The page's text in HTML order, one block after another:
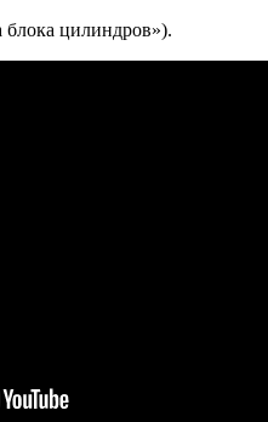
блока цилиндров»).